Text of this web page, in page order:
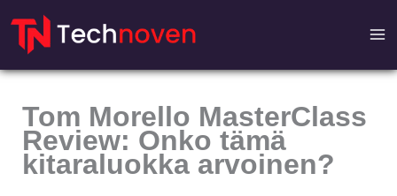
sisältöön
Tom Morello MasterClass
Review: Onko tämä
kitaraluokka arvoinen?